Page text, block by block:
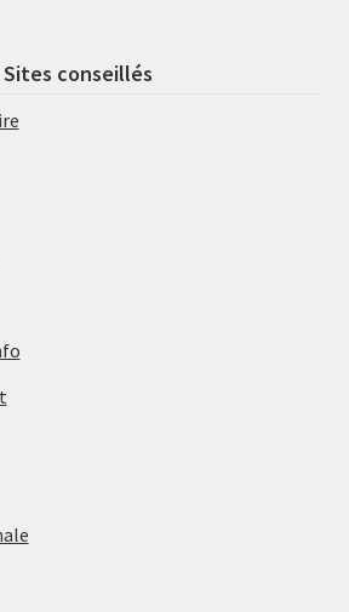
Sites conseillés